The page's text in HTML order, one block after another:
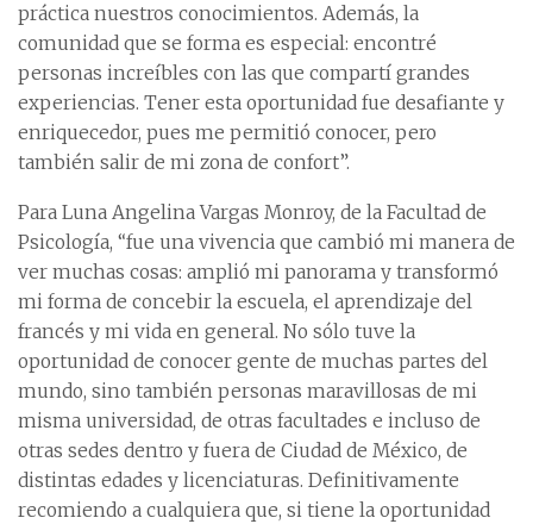
práctica nuestros conocimientos. Además, la
comunidad que se forma es especial: encontré
personas increíbles con las que compartí grandes
experiencias. Tener esta oportunidad fue desafiante y
enriquecedor, pues me permitió conocer, pero
también salir de mi zona de confort”.
Para Luna Angelina Vargas Monroy, de la Facultad de
Psicología, “fue una vivencia que cambió mi manera de
ver muchas cosas: amplió mi panorama y transformó
mi forma de concebir la escuela, el aprendizaje del
francés y mi vida en general. No sólo tuve la
oportunidad de conocer gente de muchas partes del
mundo, sino también personas maravillosas de mi
misma universidad, de otras facultades e incluso de
otras sedes dentro y fuera de Ciudad de México, de
distintas edades y licenciaturas. Definitivamente
recomiendo a cualquiera que, si tiene la oportunidad